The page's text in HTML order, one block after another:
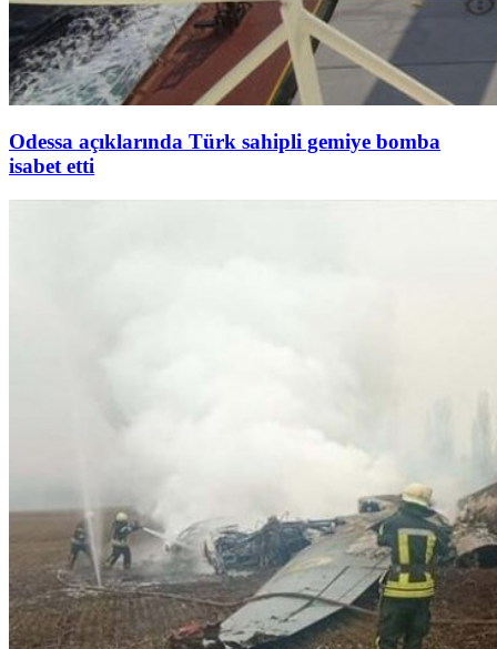
Odessa açıklarında Türk sahipli gemiye bomba
isabet etti